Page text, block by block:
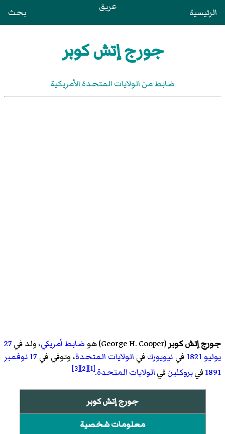
الرئيسية عريق بحث
جورج إتش كوبر
ضابط من الولايات المتحدة الأمريكية
جورج إتش كوبر(
George H. Cooper)‏ هو ضابطأمريكي، ولد في27
يوليو1821في نيويوركفي الولايات المتحدة، وتوفي في 17 نوفمبر
1891فيبروكلينفيالولايات المتحدة.
[1]
[2]
[3]
جورج إتش كوبر
معلومات شخصية